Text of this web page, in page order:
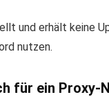
und erhält keine
nutzen.
für ein Proxy-